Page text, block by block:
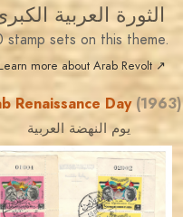
الثورة العربية
stamp sets on this theme.
more about Arab Revolt ↗
Renaissance Day(1963)
يوم النهضة العربية